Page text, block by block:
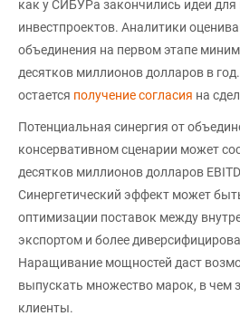
как у СИБУРа закончились идеи
инвестпроектов. Аналитики
объединения на первом этапе
десятков миллионов долларов в
остается получение согласия на
Потенциальная синергия от
консервативном сценарии может
десятков миллионов долларов
Синергетический эффект может
оптимизации поставок между
экспортом и более
Наращивание мощностей даст
выпускать множество марок, в чем
клиенты.